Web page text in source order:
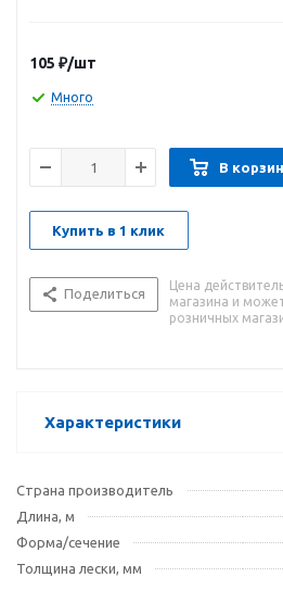
скорость кошения и износ лески.
мононить с сечением в виде звезды,
толстых сорняков, лопухов, легко
жесткой травы. Выполнен из
105 ₽/шт
Много
В
Купить в 1 клик
Поделиться
Цена
магазина и
розничных
Характеристики
Страна производитель
Длина, м
Форма/сечение
Толщина лески, мм